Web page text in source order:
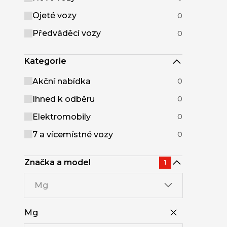
Ojeté vozy 0
Předváděcí vozy 0
Kategorie
Akční nabídka 0
Ihned k odběru 0
Elektromobily 0
7 a vícemístné vozy 0
Značka a model 1
Mg
Mg